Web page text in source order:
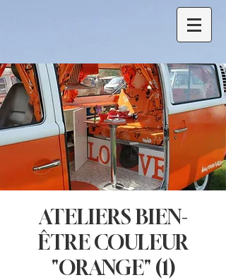
ATELIERS BIEN-
ÊTRE COULEUR
"ORANGE" (1)